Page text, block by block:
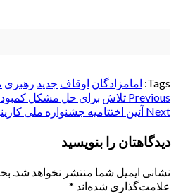
Tags: امامزادگان اوقاف جدید رهبری
Post
navigation
Previous تلاش برای حل مشکل
Next آئین اختتامیه جشنواره ملی
دیدگاهتان را بنویسید
نشانی ایمیل شما منتشر نخواهد شد.
علامت‌گذاری شده‌اند *